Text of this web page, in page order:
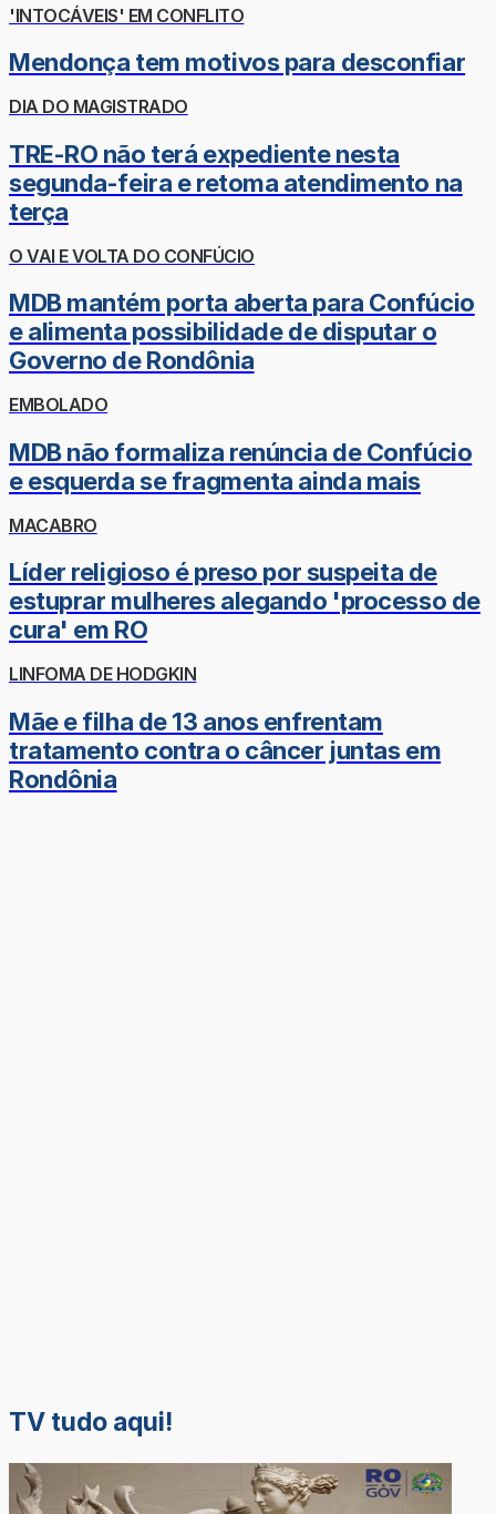
'INTOCÁVEIS' EM CONFLITO
Mendonça tem motivos para desconfiar
DIA DO MAGISTRADO
TRE-RO não terá expediente nesta
segunda-feira e retoma atendimento na
terça
O VAI E VOLTA DO CONFÚCIO
MDB mantém porta aberta para Confúcio
e alimenta possibilidade de disputar o
Governo de Rondônia
EMBOLADO
MDB não formaliza renúncia de Confúcio
e esquerda se fragmenta ainda mais
MACABRO
Líder religioso é preso por suspeita de
estuprar mulheres alegando 'processo de
cura' em RO
LINFOMA DE HODGKIN
Mãe e filha de 13 anos enfrentam
tratamento contra o câncer juntas em
Rondônia
TV tudo aqui!